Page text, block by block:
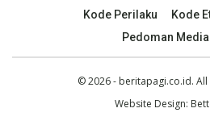
Kode Perilaku
Kode
Pedoman
© 2026 - beritapagi.co.id. All
Website Design: